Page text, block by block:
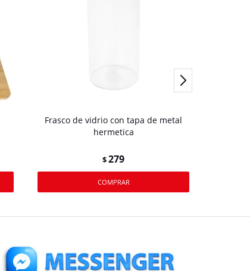
Frasco de vidrio con tapa de metal
hermetica
$279